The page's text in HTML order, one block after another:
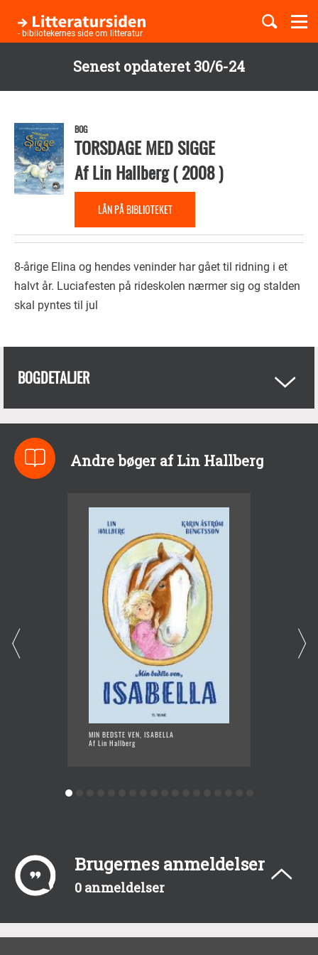
Senest opdateret 30/6-24
hovedindhold
- bibliotekernes side om litteratur
Børnebøger
Temaer
BOG
TORSDAGE MED SIGGE
AfLin Hallberg(2008)
LÅN PÅ BIBLIOTEKET
8-årige Elina og hendes veninder har gået til ridning i et
halvt år. Luciafesten på rideskolen nærmer sig og stalden
skal pyntes til jul
BOGDETALJER
Andre bøger af Lin Hallberg
MIN BEDSTE VEN, ISABELLA
Af Lin Hallberg
Brugernes anmeldelser
0 anmeldelser